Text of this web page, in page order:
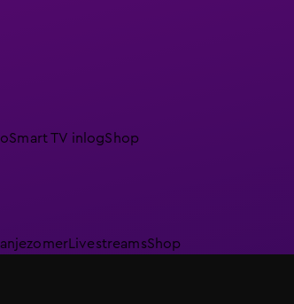
Smart TV inlogShop
LivestreamsShop